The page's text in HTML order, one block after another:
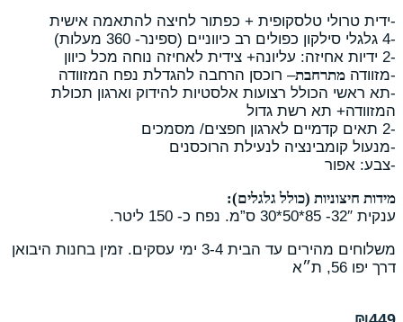
+ כפתור לחיצה להתאמה אישית
– רוכסן הרחבה להגדלת נפח המזוודה
רצועות אלסטיות להידוק וארגון תכולת
גדול
לנעילת הרוכסנים
גלגלים):
משלוחים מהירים עד הבית 3-4 ימי עסקים. זמין בחנות היבואן